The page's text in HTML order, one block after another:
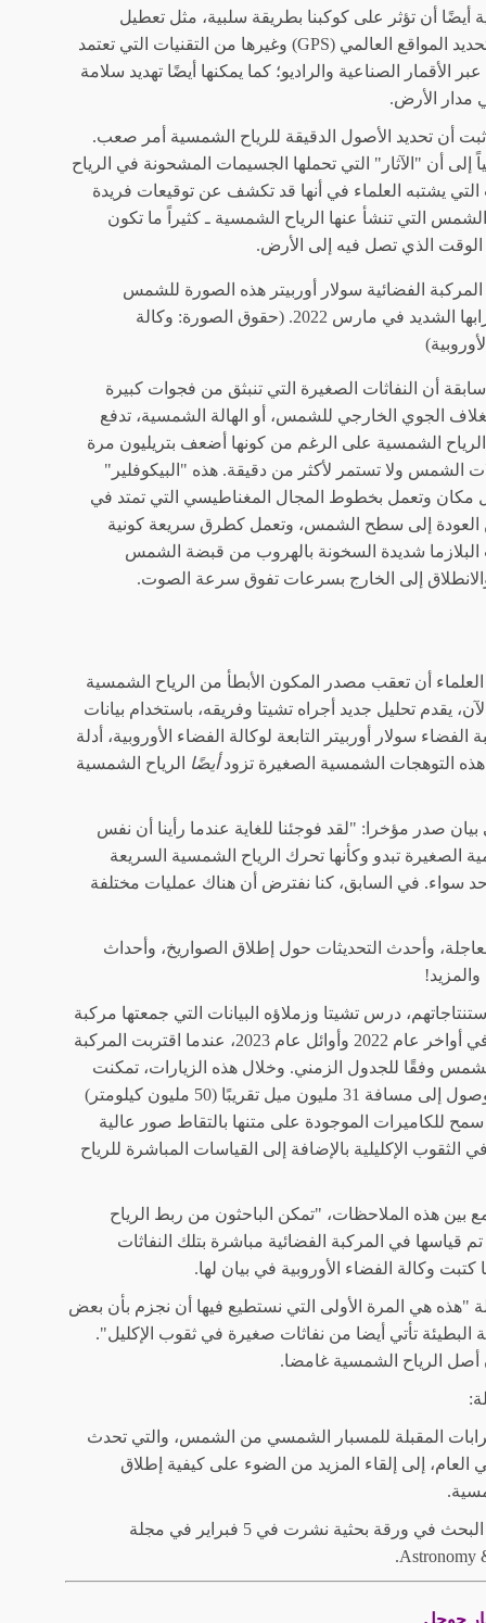
أيضًا أن تؤثر على كوكبنا بطريقة سلبية، مثل تعطيل
إشارات نظام تحديد المواقع العالمي (GPS) وغيرها من التقنيات التي تعتمد
الأقمار الصناعية والراديو؛ كما يمكنها أيضًا تهديد سلامة
مدار الأرض.
أن تحديد الأصول الدقيقة للرياح الشمسية أمر صعب.
إلى أن "الآثار" التي تحملها الجسيمات المشحونة في الرياح
يشتبه العلماء في أنها قد تكشف عن توقيعات فريدة
التي تنشأ عنها الرياح الشمسية ـ كثيراً ما تكون
الذي تصل فيه إلى الأرض.
الفضائية سولار أوربيتر هذه الصورة للشمس
الشديد في مارس 2022.
(حقوق الصورة: وكالة
أن النفاثات الصغيرة التي تنبثق من فجوات كبيرة
الجوي الخارجي للشمس، أو الهالة الشمسية، تدفع
الشمسية على الرغم من كونها أضعف بتريليون مرة
الشمس ولا تستمر لأكثر من دقيقة. هذه "البيكوفلير"
وتعمل بخطوط المجال المغناطيسي التي تمتد في
العودة إلى سطح الشمس، وتعمل كطرق سريعة كونية
شديدة السخونة بالهروب من قبضة الشمس
إلى الخارج بسرعات تفوق سرعة الصوت.
أن تعقب مصدر المكون الأبطأ من الرياح الشمسية
يقدم تحليل جديد أجراه تشيتا وفريقه، باستخدام بيانات
سولار أوربيتر التابعة لوكالة الفضاء الأوروبية، أدلة
التوهجات الشمسية الصغيرة تزودأيضًا الرياح الشمسية
صدر مؤخرا: "لقد فوجئنا للغاية عندما رأينا أن نفس
الصغيرة تبدو وكأنها تحرك الرياح الشمسية السريعة
سواء. في السابق، كنا نفترض أن هناك عمليات مختلفة
وأحدث التحديثات حول إطلاق الصواريخ، وأحداث
درس تشيتا وزملاؤه البيانات التي جمعتها مركبة
سولار أوربيتر في أواخر عام 2022 وأوائل عام 2023، عندما اقتربت المركبة
وفقًا للجدول الزمني. وخلال هذه الزيارات، تمكنت
المركبة من الوصول إلى مسافة 31 مليون ميل تقريبًا (50 مليون كيلومتر)
للكاميرات الموجودة على متنها بالتقاط صور عالية
الثقوب الإكليلية بالإضافة إلى القياسات المباشرة للرياح
بين هذه الملاحظات، "تمكن الباحثون من ربط الرياح
قياسها في المركبة الفضائية مباشرة بتلك النفاثات
وكالة الفضاء الأوروبية في بيان لها.
"هذه هي المرة الأولى التي نستطيع فيها أن نجزم بأن بعض
البطيئة تأتي أيضا من نفاثات صغيرة في ثقوب الإكليل".
أصل الرياح الشمسية غامضا.
المقبلة للمسبار الشمسي من الشمس، والتي تحدث
العام، إلى إلقاء المزيد من الضوء على كيفية إطلاق
وتم وصف هذا البحث في ورقة بحثية نشرت في 5 فبراير في مجلة
Astronomy